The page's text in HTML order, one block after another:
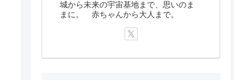
城から未来の宇宙基地まで、思いのま
まに。 赤ちゃんから大人まで。